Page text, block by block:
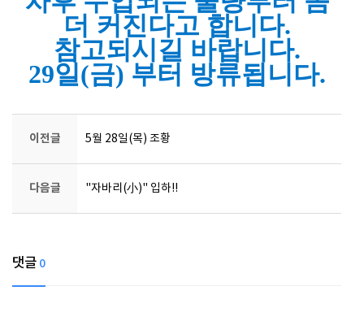
더 커진다고 합니다.
참고되시길 바랍니다.
29일(금) 부터 방류됩니다.
이전글 5월 28일(목) 조황
다음글 "자바리(小)" 입하!!
댓글 0